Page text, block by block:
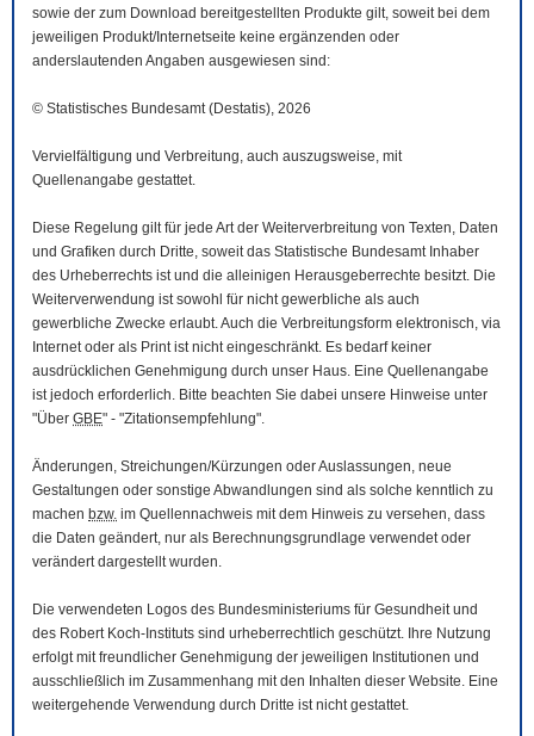
sowie der zum Download bereitgestellten Produkte gilt, soweit bei dem
jeweiligen Produkt/Internetseite keine ergänzenden oder
anderslautenden Angaben ausgewiesen sind:
© Statistisches Bundesamt (Destatis), 2026
Vervielfältigung und Verbreitung, auch auszugsweise, mit
Quellenangabe gestattet.
Diese Regelung gilt für jede Art der Weiterverbreitung von Texten, Daten
und Grafiken durch Dritte, soweit das Statistische Bundesamt Inhaber
des Urheberrechts ist und die alleinigen Herausgeberrechte besitzt. Die
Weiterverwendung ist sowohl für nicht gewerbliche als auch
gewerbliche Zwecke erlaubt. Auch die Verbreitungsform elektronisch, via
Internet oder als Print ist nicht eingeschränkt. Es bedarf keiner
ausdrücklichen Genehmigung durch unser Haus. Eine Quellenangabe
ist jedoch erforderlich. Bitte beachten Sie dabei unsere Hinweise unter
"Über GBE" - "Zitationsempfehlung".
Änderungen, Streichungen/Kürzungen oder Auslassungen, neue
Gestaltungen oder sonstige Abwandlungen sind als solche kenntlich zu
machen bzw. im Quellennachweis mit dem Hinweis zu versehen, dass
die Daten geändert, nur als Berechnungsgrundlage verwendet oder
verändert dargestellt wurden.
Die verwendeten Logos des Bundesministeriums für Gesundheit und
des Robert Koch-Instituts sind urheberrechtlich geschützt. Ihre Nutzung
erfolgt mit freundlicher Genehmigung der jeweiligen Institutionen und
ausschließlich im Zusammenhang mit den Inhalten dieser Website. Eine
weitergehende Verwendung durch Dritte ist nicht gestattet.